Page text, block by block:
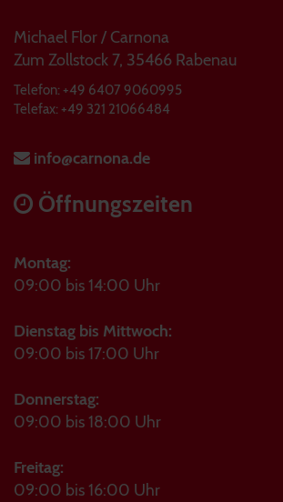
Michael Flor / Carnona
Zum Zollstock 7, 35466 Rabenau
Telefon: +49 6407 9060995
Telefax: +49 321 21066484
info@carnona.de
Öffnungszeiten
Montag:
09:00 bis 14:00 Uhr
Dienstag bis Mittwoch:
09:00 bis 17:00 Uhr
Donnerstag:
09:00 bis 18:00 Uhr
Freitag:
09:00 bis 16:00 Uhr